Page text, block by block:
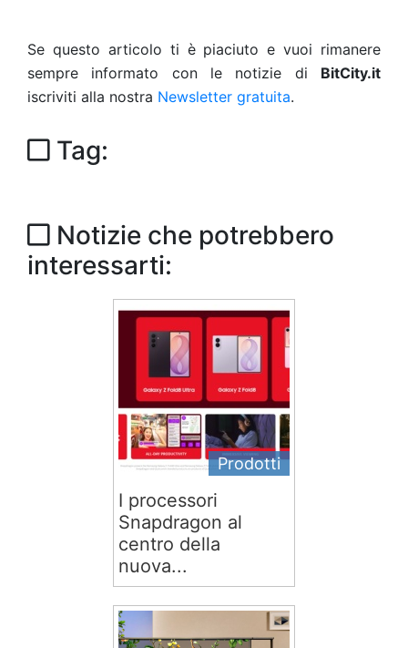
Se questo articolo ti è piaciuto e vuoi rimanere
sempre informato con le notizie di BitCity.it
iscriviti alla nostra Newsletter gratuita.
Tag:
Notizie che potrebbero
interessarti:
Prodotti
I processori
Snapdragon al
centro della
nuova...